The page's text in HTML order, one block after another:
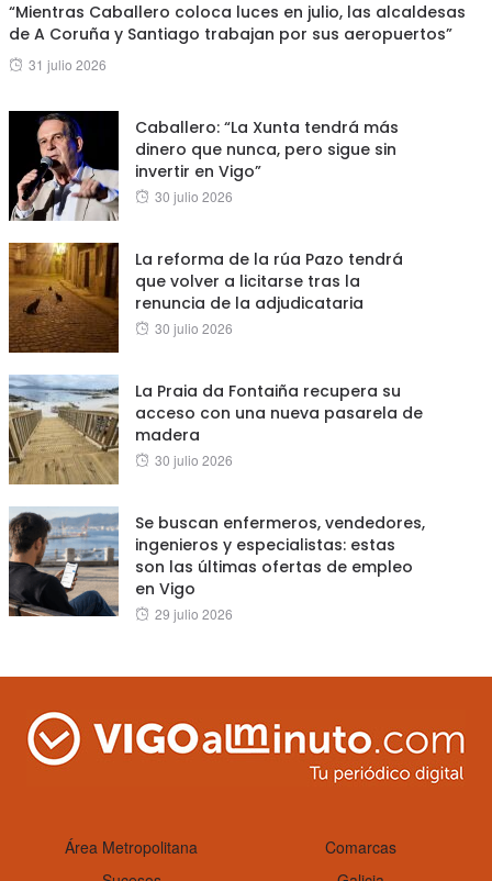
“Mientras Caballero coloca luces en julio, las alcaldesas
de A Coruña y Santiago trabajan por sus aeropuertos”
Posted
31 julio 2026
Caballero: “La Xunta tendrá más
dinero que nunca, pero sigue sin
invertir en Vigo”
Posted
30 julio 2026
La reforma de la rúa Pazo tendrá
que volver a licitarse tras la
renuncia de la adjudicataria
Posted
30 julio 2026
La Praia da Fontaiña recupera su
acceso con una nueva pasarela de
madera
Posted
30 julio 2026
Se buscan enfermeros, vendedores,
ingenieros y especialistas: estas
son las últimas ofertas de empleo
en Vigo
Posted
29 julio 2026
Área Metropolitana
Comarcas